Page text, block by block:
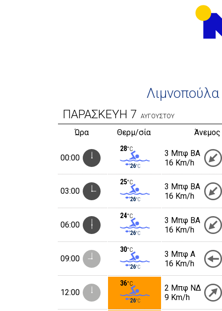
ΠΑΡΑΣΚΕΥΗ 7 ΑΥΓΟΥΣΤΟΥ
Ώρα Θερμ/σία Άνεμος
00:00
28°C
26°C
3 Μπφ BA
16 Km/h
03:00
25°C
26°C
3 Μπφ BA
16 Km/h
06:00
24°C
26°C
3 Μπφ BA
16 Km/h
09:00
30°C
26°C
3 Μπφ Α
16 Km/h
12:00
36°C
26°C
2 Μπφ ΝΔ
9 Km/h